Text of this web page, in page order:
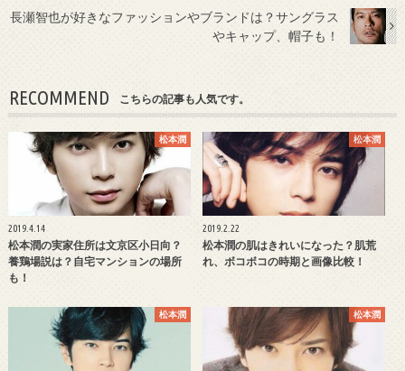
長瀬智也が好きなファッションやブランドは？サングラス
やキャップ、帽子も！
RECOMMEND こちらの記事も人気です。
松本潤
2019.4.14
松本潤の実家住所は文京区小日向？
養鶏場説は？自宅マンションの場所
も！
松本潤
2019.2.22
松本潤の肌はきれいになった？肌荒
れ、ボコボコの時期と画像比較！
松本潤 松本潤